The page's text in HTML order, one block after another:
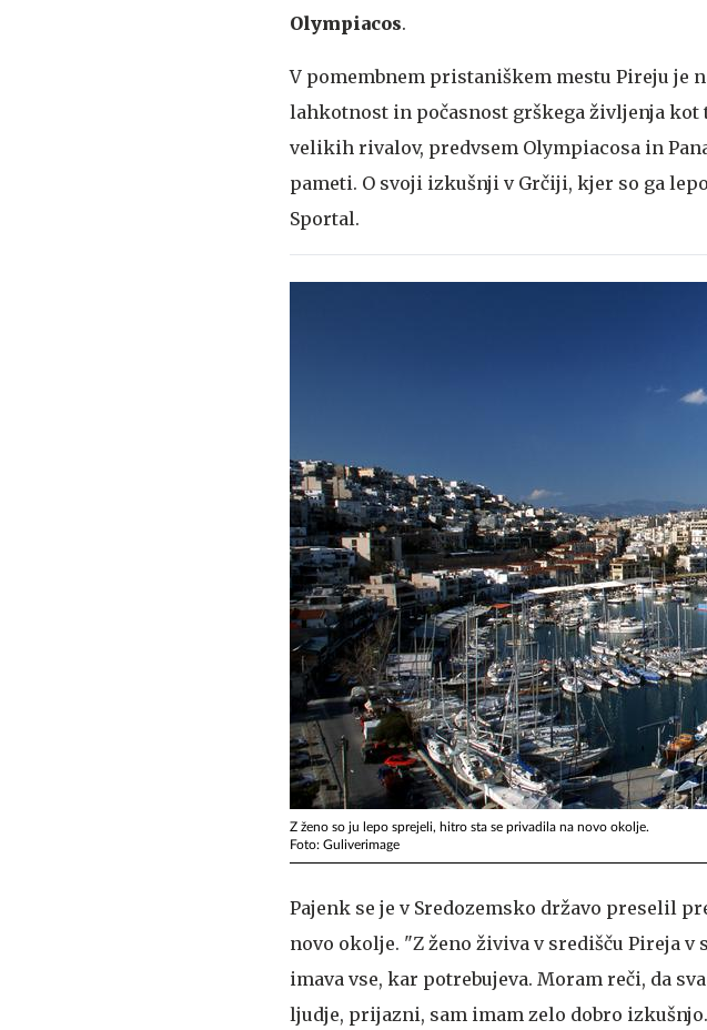
Olympiacos.
V pomembnem pristaniškem mestu Pireju je
lahkotnost in počasnost grškega življenja
velikih rivalov, predvsem Olympiacosa in
pameti. O svoji izkušnji v Grčiji, kjer so ga
Sportal.
Z ženo so ju lepo sprejeli, hitro sta se privadila na novo okolje.
Foto: Guliverimage
Pajenk se je v Sredozemsko državo preselil
novo okolje. "Z ženo živiva v središču Pireja
imava vse, kar potrebujeva. Moram reči, da
ljudje, prijazni, sam imam zelo dobro